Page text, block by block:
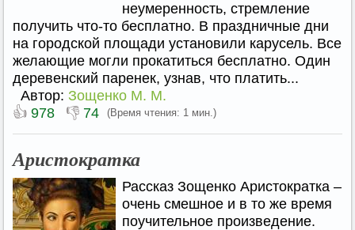
неумеренность, стремление
получить что-то бесплатно. В праздничные дни
на городской площади установили карусель. Все
желающие могли прокатиться бесплатно. Один
деревенский паренек, узнав, что платить...
Автор: Зощенко М. М.
👍 978 👎 74 (Время чтения: 1 мин.)
Аристократка
Рассказ Зощенко Аристократка –
очень смешное и в то же время
поучительное произведение.